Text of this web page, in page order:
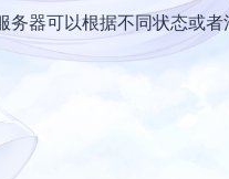
器可以根据不同状态或